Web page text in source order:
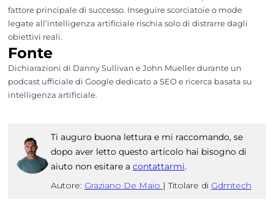
fattore principale di successo. Inseguire scorciatoie o mode
legate all’intelligenza artificiale rischia solo di distrarre dagli
obiettivi reali.
Fonte
Dichiarazioni di Danny Sullivan e John Mueller durante un
podcast ufficiale di Google dedicato a SEO e ricerca basata su
intelligenza artificiale.
Ti auguro buona lettura e mi raccomando, se
dopo aver letto questo articolo hai bisogno di
aiuto non esitare a contattarmi.
Autore: Graziano De Maio | Titolare di Gdmtech